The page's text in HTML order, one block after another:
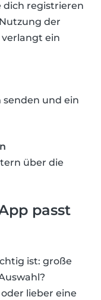
dich registrieren
der
ein
und ein
über die
passt
ist: große
lieber eine